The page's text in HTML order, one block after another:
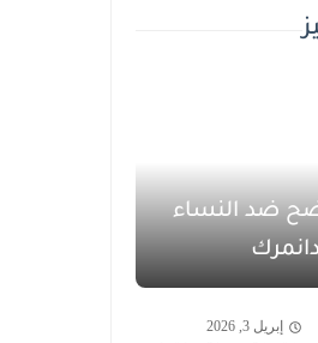
ضد النساء
إبريل 3, 2026